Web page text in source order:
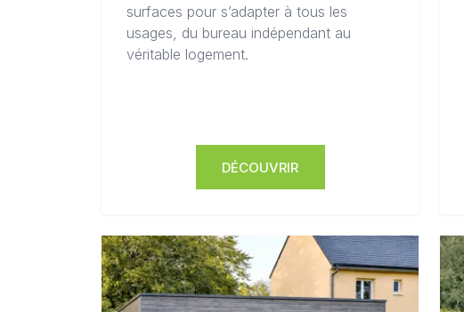
surfaces pour s’adapter à tous les
usages, du bureau indépendant au
véritable logement.
DÉCOUVRIR